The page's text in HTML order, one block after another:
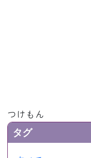
つけもん
タグ